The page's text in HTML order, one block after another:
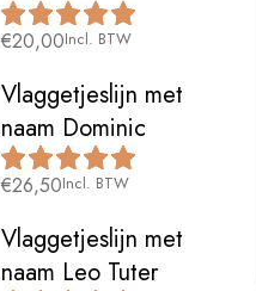
€20,00Incl. BTW
Vlaggetjeslijn met
naam Dominic
€26,50Incl. BTW
Vlaggetjeslijn met
naam Leo Tuter